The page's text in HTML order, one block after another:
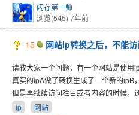
闪存第一帅
浏览(545) 7年前
15 网站ip转换之后，不能
请教大家一个问题，有一个网站是使用
真实的ipA做了转换生成了一个新的ipB
但是再继续访问栏目或者内容的时候，
ip
网站